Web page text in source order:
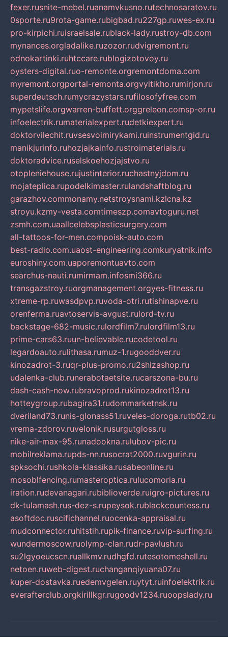
fexer.rusnite-mebel.ruanamvkusno.rutechnosaratov.ru
0sporte.ru9rota-game.rubigbad.ru227gp.ruwes-ex.ru
pro-kirpichi.ruisraelsale.rublack-lady.rustroy-db.com
mynances.orgladalike.ruzozor.rudvigremont.ru
odnokartinki.ruhtccare.rublogizotovoy.ru
oysters-digital.ruo-remonte.orgremontdoma.com
myremont.orgportal-remonta.orgvyitikho.rumirjon.ru
superdeutsch.rumycrazystars.rufilosofyfree.com
mypetslife.orgwarren-buffett.orggreleon.comsp-or.ru
infoelectrik.rumaterialexpert.rudetkiexpert.ru
doktorvilechit.ruvsesvoimirykami.ruinstrumentgid.ru
manikjurinfo.ruhozjajkainfo.rustroimaterials.ru
doktoradvice.ruselskoehozjajstvo.ru
otopleniehouse.rujustinterior.ruchastnyjdom.ru
mojateplica.rupodelkimaster.rulandshaftblog.ru
garazhov.commonamy.netstroysnami.kzlcna.kz
stroyu.kzmy-vesta.comtimeszp.comavtoguru.net
zsmh.com.uaallcelebsplasticsurgery.com
all-tattoos-for-men.compoisk-auto.com
best-radio.com.uaost-engineering.comkuryatnik.info
euroshiny.com.uaporemontuavto.com
searchus-nauti.rumirmam.infosmi366.ru
transgazstroy.ruorgmanagement.orgyes-fitness.ru
xtreme-rp.ruwasdpvp.ruvoda-otri.rutishinapve.ru
orenferma.ruavtoservis-avgust.rulord-tv.ru
backstage-682-music.rulordfilm7.rulordfilm13.ru
prime-cars63.ruun-believable.rucodetool.ru
legardoauto.rulithasa.rumuz-1.rugooddver.ru
kinozadrot-3.ruqr-plus-promo.ru2shizashop.ru
udalenka-club.runerabotaetsite.rucarszona-bu.ru
dash-cash-now.rubravoprod.rukinozadrot13.ru
hotteygroup.rubagira31.rudommarketnsk.ru
dveriland73.runis-glonass51.ruveles-doroga.rutb02.ru
vrema-zdorov.ruvelonik.rusurgutgloss.ru
nike-air-max-95.runadookna.rulubov-pic.ru
mobilreklama.rupds-nn.rusocrat2000.ruvgurin.ru
spksochi.rushkola-klassika.rusabeonline.ru
mosoblfencing.rumasteroptica.rulucomoria.ru
iration.rudevanagari.rubiblioverde.ruigro-pictures.ru
dk-tulamash.rus-dez-s.rupeysok.rublackcountess.ru
asoftdoc.ruscifichannel.ruocenka-appraisal.ru
mudconnector.ruhitstih.rupik-finance.ruvip-surfing.ru
wundermoscow.ruolymp-clan.rudr-pavlush.ru
su2lgyoeucscn.ruallkmv.rudhgfd.rutesotomeshell.ru
netoen.ruweb-digest.ruchanganqiyuana07.ru
kuper-dostavka.ruedemvgelen.ruytyt.ruinfoelektrik.ru
everafterclub.orgkirillkgr.rugoodv1234.ruoopslady.ru